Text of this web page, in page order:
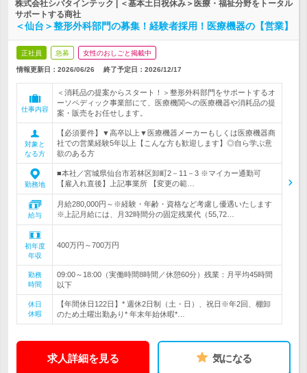
株式会社シバタインテック | ＜基本土日祝休み＞医療・福祉分野をトータル
サポートする商社
＜仙台＞整形外科部門の募集！経験者採用！医療機器の【営業】
正社員 急募 女性のおしごと掲載中
情報更新日：2026/06/26 終了予定日： 2026/12/17
仕事内容
＜消耗品の提案からスタート！＞整形外科部門をサポートするオ
ーソペディック事業部にて、医療機関への医療機器や消耗品の提
案・販売をお任せします。
対象と
なる方
【必須要件】▼高卒以上▼医療機器メーカーもしくは医療機器商
社での営業経験5年以上【こんな方も歓迎します】◎自ら学ぶ意
欲のある方
勤務地
■本社／宮城県仙台市若林区卸町2－11－3 ※マイカー通勤可
【雇入れ直後】上記事業所 【変更の範…
給与
月給280,000円～※経験・年齢・資格など考慮し優遇いたします
※上記月給には、月32時間分の固定残業代（55,72…
初年度
年収
400万円～700万円
勤務
時間
09:00～18:00（実働時間8時間／休憩60分）残業：月平均45時間
以下
休日
休暇
【年間休日122日】* 週休2日制（土・日）、祝日※年2回、棚卸
のため土曜出勤あり* 年末年始休暇*…
求人詳細を見る 気になる